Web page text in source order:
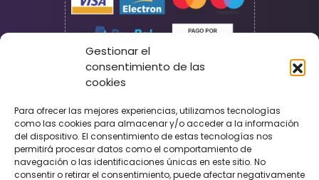
Gestionar el
consentimiento de las
cookies
Para ofrecer las mejores experiencias, utilizamos tecnologías
como las cookies para almacenar y/o acceder a la información
del dispositivo. El consentimiento de estas tecnologías nos
permitirá procesar datos como el comportamiento de
navegación o las identificaciones únicas en este sitio. No
consentir o retirar el consentimiento, puede afectar negativamente